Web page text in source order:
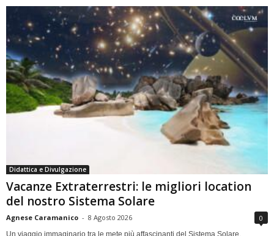
Didattica e Divulgazione
Vacanze Extraterrestri: le migliori location
del nostro Sistema Solare
Agnese Caramanico - 8 Agosto 2026 0